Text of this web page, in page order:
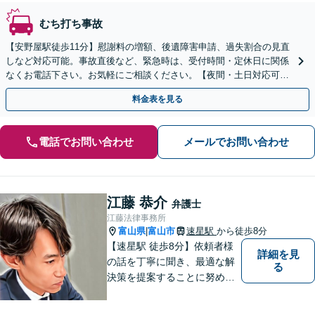
むち打ち事故
【安野屋駅徒歩11分】慰謝料の増額、後遺障害申請、過失割合の見直
しなど対応可能。事故直後など、緊急時は、受付時間・定休日に関係
なくお電話下さい。お気軽にご相談ください。【夜間・土日対応可】
【電話相談可】【完全個室】
料金表を見る
電話でお問い合わせ メールでお問い合わせ
江藤 恭介 弁護士
江藤法律事務所
富山県|富山市 速星駅 から徒歩8分
【速星駅 徒歩8分】依頼者様
の話を丁寧に聞き、最適な解
決策を提案することに努めて
詳細を見
る